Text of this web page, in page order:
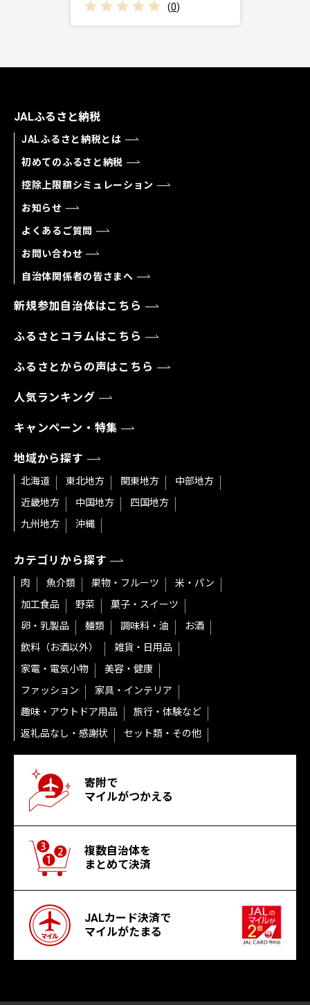
(0)
JALふるさと納税
JALふるさと納税とは
初めてのふるさと納税
控除上限額シミュレーション
お知らせ
よくあるご質問
お問い合わせ
自治体関係者の皆さまへ
新規参加自治体はこちら
ふるさとコラムはこちら
ふるさとからの声はこちら
人気ランキング
キャンペーン・特集
地域から探す
北海道 東北地方 関東地方
中部地方
近畿地方
中国地方
四国地方
九州地方
沖縄
カテゴリから探す
肉 魚介類 果物・フルーツ
米・パン
加工食品
野菜
菓子・スイーツ
卵・乳製品
麺類 調味料・油
お酒
飲料（お酒以外）
雑貨・日用品
家電・電気小物
美容・健康
ファッション
家具・インテリア
趣味・アウトドア用品
旅行・体験など
返礼品なし・感謝状
セット類・その他
寄附で
マイルがつかえる
複数自治体を
まとめて決済
JALカード決済で
マイルがたまる